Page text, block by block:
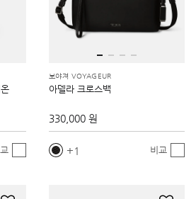
보야져 VOYAGEUR
아델라 크로스백
330,000 원
1 비교